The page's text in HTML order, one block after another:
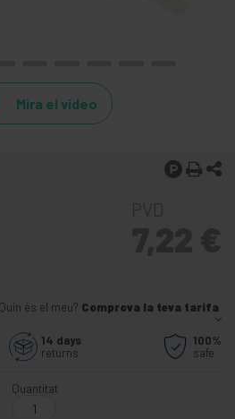
Mira el vídeo
és el meu? Comprova la teva tarifa
14 days
returns
100%
safe
Quantitat